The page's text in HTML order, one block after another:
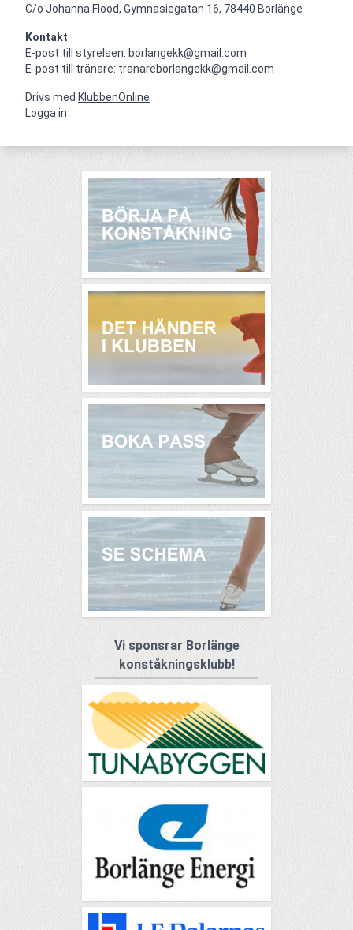
C/o Johanna Flood, Gymnasiegatan 16, 78440 Borlänge
Kontakt
E-post till styrelsen: borlangekk@gmail.com
E-post till tränare: tranareborlangekk@gmail.com
Drivs med KlubbenOnline
Logga in
Vi sponsrar Borlänge
konståkningsklubb!